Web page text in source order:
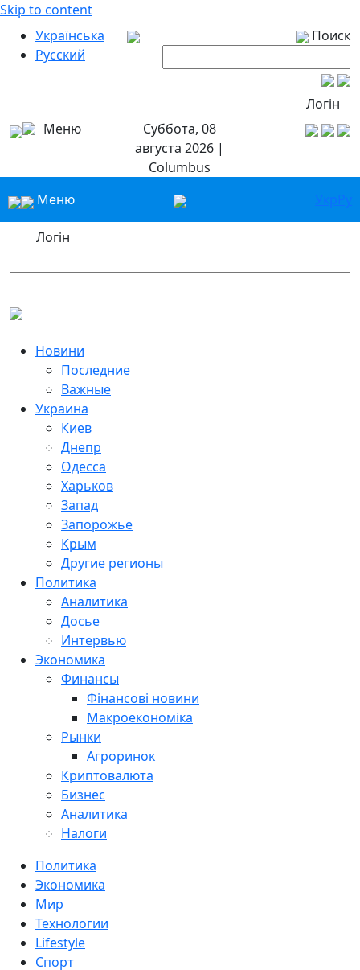
Skip to content
Українська
Русский
Поиск
Логін
Меню
Суббота, 08
августа 2026 |
Columbus
Меню
УкрРу
Логін
Новини
Последние
Важные
Украина
Киев
Днепр
Одесса
Харьков
Запад
Запорожье
Крым
Другие регионы
Политика
Аналитика
Досье
Интервью
Экономика
Финансы
Фінансові новини
Макроекономіка
Рынки
Агроринок
Криптовалюта
Бизнес
Аналитика
Налоги
Политика
Экономика
Мир
Технологии
Lifestyle
Спорт